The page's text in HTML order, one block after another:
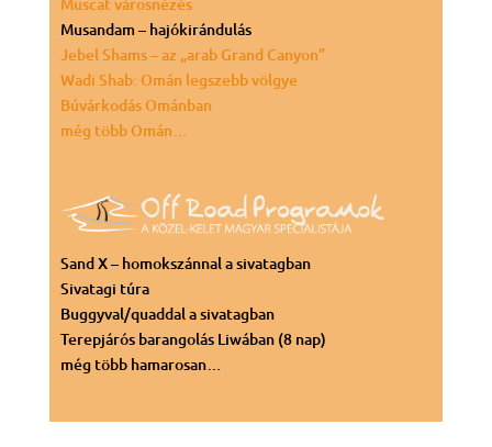
Musandam – hajókirándulás
Jebel Shams – az „arab Grand Canyon”
Wadi Shab: Omán legszebb völgye
Búvárkodás Ománban
még több Omán…
Sand X – homokszánnal a sivatagban
Sivatagi túra
Buggyval/quaddal a sivatagban
Terepjárós barangolás Liwában (8 nap)
még több hamarosan…